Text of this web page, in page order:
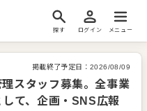
探す ログイン メニュー
掲載終了予定日： 2026/08/09
スタッフ募集。全事業
て、企画・SNS広報